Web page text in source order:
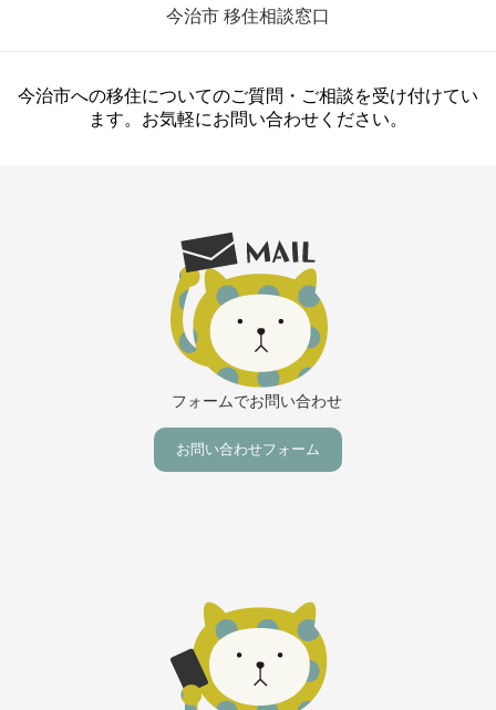
今治市 移住相談窓口
今治市への移住についてのご質問・ご相談を受け付けてい
ます。お気軽にお問い合わせください。
フォームでお問い合わせ
お問い合わせフォーム